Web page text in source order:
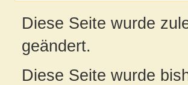
Diese Seite wurde
geändert.
Diese Seite wurde